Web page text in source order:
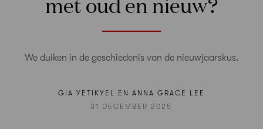
We duiken in de geschiedenis van de nieuwjaarskus.
GIA YETIKYEL EN ANNA GRACE LEE
31 DECEMBER 2025